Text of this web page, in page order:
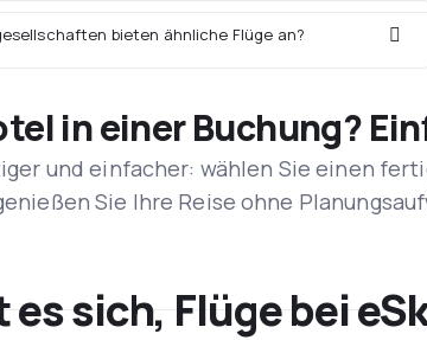
bieten ähnliche Flüge an?
in einer Buchung?
und einfacher: wählen Sie einen
Sie Ihre Reise ohne
sich, Flüge bei